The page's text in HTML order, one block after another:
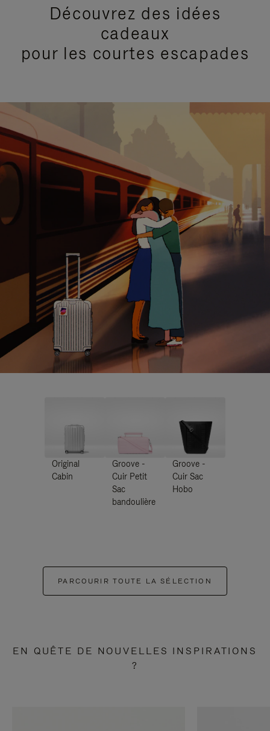
Découvrez des idées
cadeaux
pour les courtes escapades
Original
Cabin
Groove -
Cuir Petit
Sac
bandoulière
Groove -
Cuir Sac
Hobo
PARCOURIR TOUTE LA SÉLECTION
EN QUÊTE DE NOUVELLES INSPIRATIONS
?